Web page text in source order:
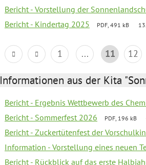
Bericht - Vorstellung der
Bericht - Kindertag 2025 PDF, 491 kB
1 ... 11 12
Informationen aus der Kita
Bericht - Ergebnis Wettbewerb des
Bericht - Sommerfest 2026 PDF, 196 kB
Bericht - Zuckertütenfest der
Information - Vorstellung eines neuen
Bericht - Rückblick auf das erste